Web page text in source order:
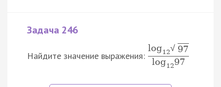
Задача 246
Найдите значение выражения:
log12√ 97
log1297